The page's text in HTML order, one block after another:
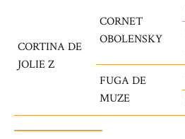
CORTINA DE
JOLIE Z
CORNET
OBOLENSKY
FUGA DE
MUZE